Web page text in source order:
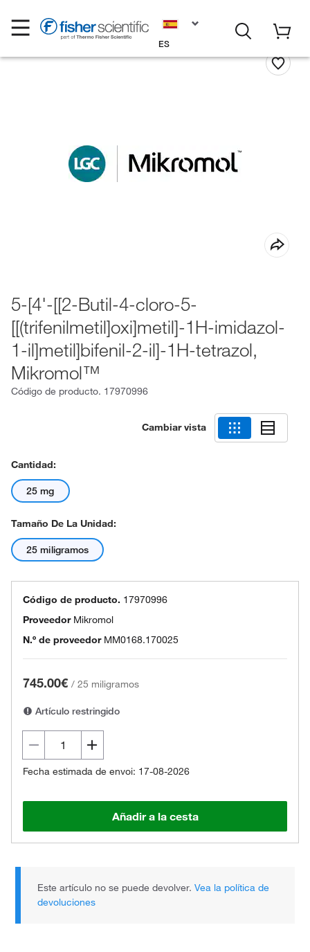
ES
5-[4'-[[2-Butil-4-cloro-5-
[[(trifenilmetil]oxi]metil]-1H-imidazol-
1-il]metil]bifenil-2-il]-1H-tetrazol,
Mikromol™
Código de producto. 17970996
Cambiar vista
Cantidad:
25 mg
Tamaño De La Unidad:
25 miligramos
Código de producto. 17970996
Proveedor Mikromol
N.º de proveedor MM0168.170025
745.00€ / 25 miligramos
Artículo restringido
Fecha estimada de envoi: 17-08-2026
Añadir a la cesta
Este artículo no se puede devolver.Vea la política de
devoluciones